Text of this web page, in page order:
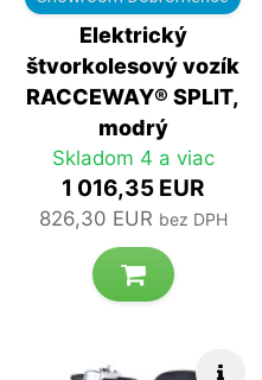
Elektrický
štvorkolesový vozík
RACCEWAY® SPLIT,
modrý
Skladom 4 a viac
1 016,35 EUR
826,30 EUR bez DPH